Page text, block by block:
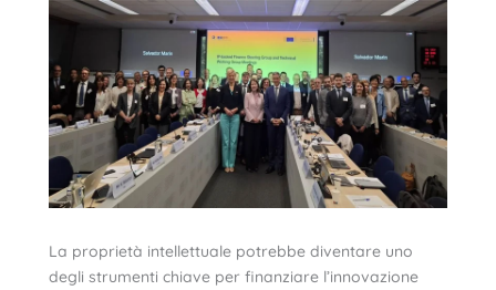
La proprietà intellettuale potrebbe diventare uno
degli strumenti chiave per finanziare l’innovazione